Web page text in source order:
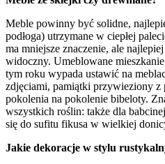
Meble powinny być solidne,
podłoga) utrzymane w ciepłej
ma mniejsze znaczenie, ale
widoczny. Umeblowane
tym roku wypada ustawić na
zdjęciami, pamiątki przywieziony z
pokolenia na pokolenie bibeloty.
wszystkich roślin: także dla
się do sufitu fikusa w wielkiej
Jakie dekoracje w stylu